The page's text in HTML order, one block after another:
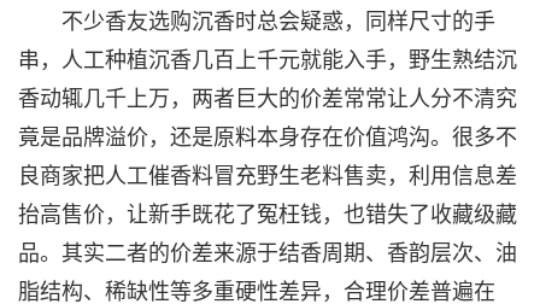
不少香友选购沉香时总会疑惑，同样尺寸的手
串，人工种植沉香几百上千元就能入手，野生熟结沉
香动辄几千上万，两者巨大的价差常常让人分不清究
竟是品牌溢价，还是原料本身存在价值鸿沟。很多不
良商家把人工催香料冒充野生老料售卖，利用信息差
抬高售价，让新手既花了冤枉钱，也错失了收藏级藏
品。其实二者的价差来源于结香周期、香韵层次、油
脂结构、稀缺性等多重硬性差异，合理价差普遍在